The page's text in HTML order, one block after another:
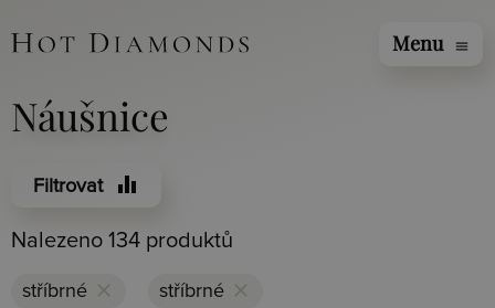
Menu menu
Náušnice
Filtrovat equalizer
Nalezeno 134 produktů
stříbrné clear stříbrné clear